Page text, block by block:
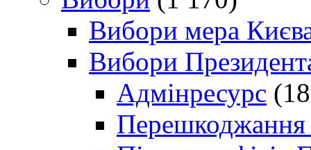
Вибори мера
Вибори
Адмінресурс
Перешкоджання